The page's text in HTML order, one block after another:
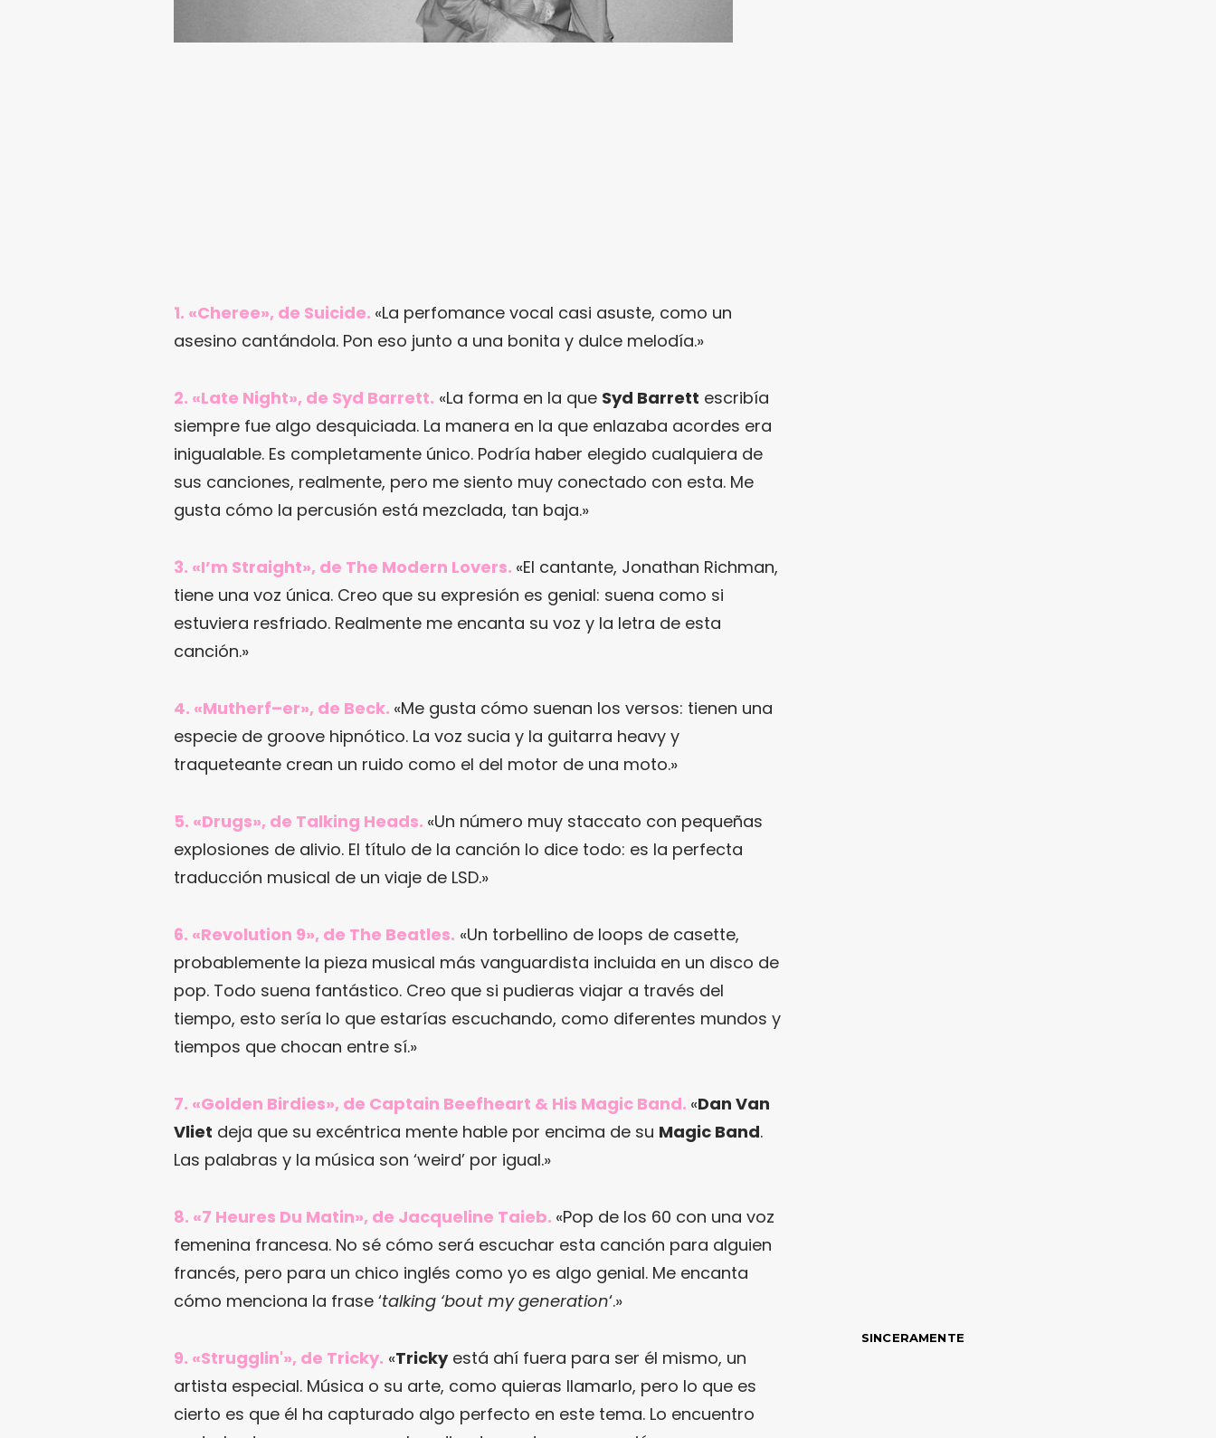
1. «Cheree», de Suicide. «La perfomance vocal casi asuste, como un
asesino cantándola. Pon eso junto a una bonita y dulce melodía.»
2. «Late Night», de Syd Barrett. «La forma en la que Syd Barrett escribía
siempre fue algo desquiciada. La manera en la que enlazaba acordes era
inigualable. Es completamente único. Podría haber elegido cualquiera de
sus canciones, realmente, pero me siento muy conectado con esta. Me
gusta cómo la percusión está mezclada, tan baja.»
3. «I’m Straight», de The Modern Lovers. «El cantante, Jonathan Richman,
tiene una voz única. Creo que su expresión es genial: suena como si
estuviera resfriado. Realmente me encanta su voz y la letra de esta
canción.»
4. «Mutherf–er», de Beck. «Me gusta cómo suenan los versos: tienen una
especie de groove hipnótico. La voz sucia y la guitarra heavy y
traqueteante crean un ruido como el del motor de una moto.»
5. «Drugs», de Talking Heads. «Un número muy staccato con pequeñas
explosiones de alivio. El título de la canción lo dice todo: es la perfecta
traducción musical de un viaje de LSD.»
6. «Revolution 9», de The Beatles. «Un torbellino de loops de casette,
probablemente la pieza musical más vanguardista incluida en un disco de
pop. Todo suena fantástico. Creo que si pudieras viajar a través del
tiempo, esto sería lo que estarías escuchando, como diferentes mundos y
tiempos que chocan entre sí.»
7. «Golden Birdies», de Captain Beefheart & His Magic Band. «Dan Van
Vliet deja que su excéntrica mente hable por encima de su Magic Band.
Las palabras y la música son ‘weird’ por igual.»
8. «7 Heures Du Matin», de Jacqueline Taieb. «Pop de los 60 con una voz
femenina francesa. No sé cómo será escuchar esta canción para alguien
francés, pero para un chico inglés como yo es algo genial. Me encanta
cómo menciona la frase ‘talking ‘bout my generation‘.»
9. «Strugglin'», de Tricky. «Trickyestá ahí fuera para ser él mismo, un
artista especial. Música o su arte, como quieras llamarlo, pero lo que es
cierto es que él ha capturado algo perfecto en este tema. Lo encuentro
SINCERAMENTE